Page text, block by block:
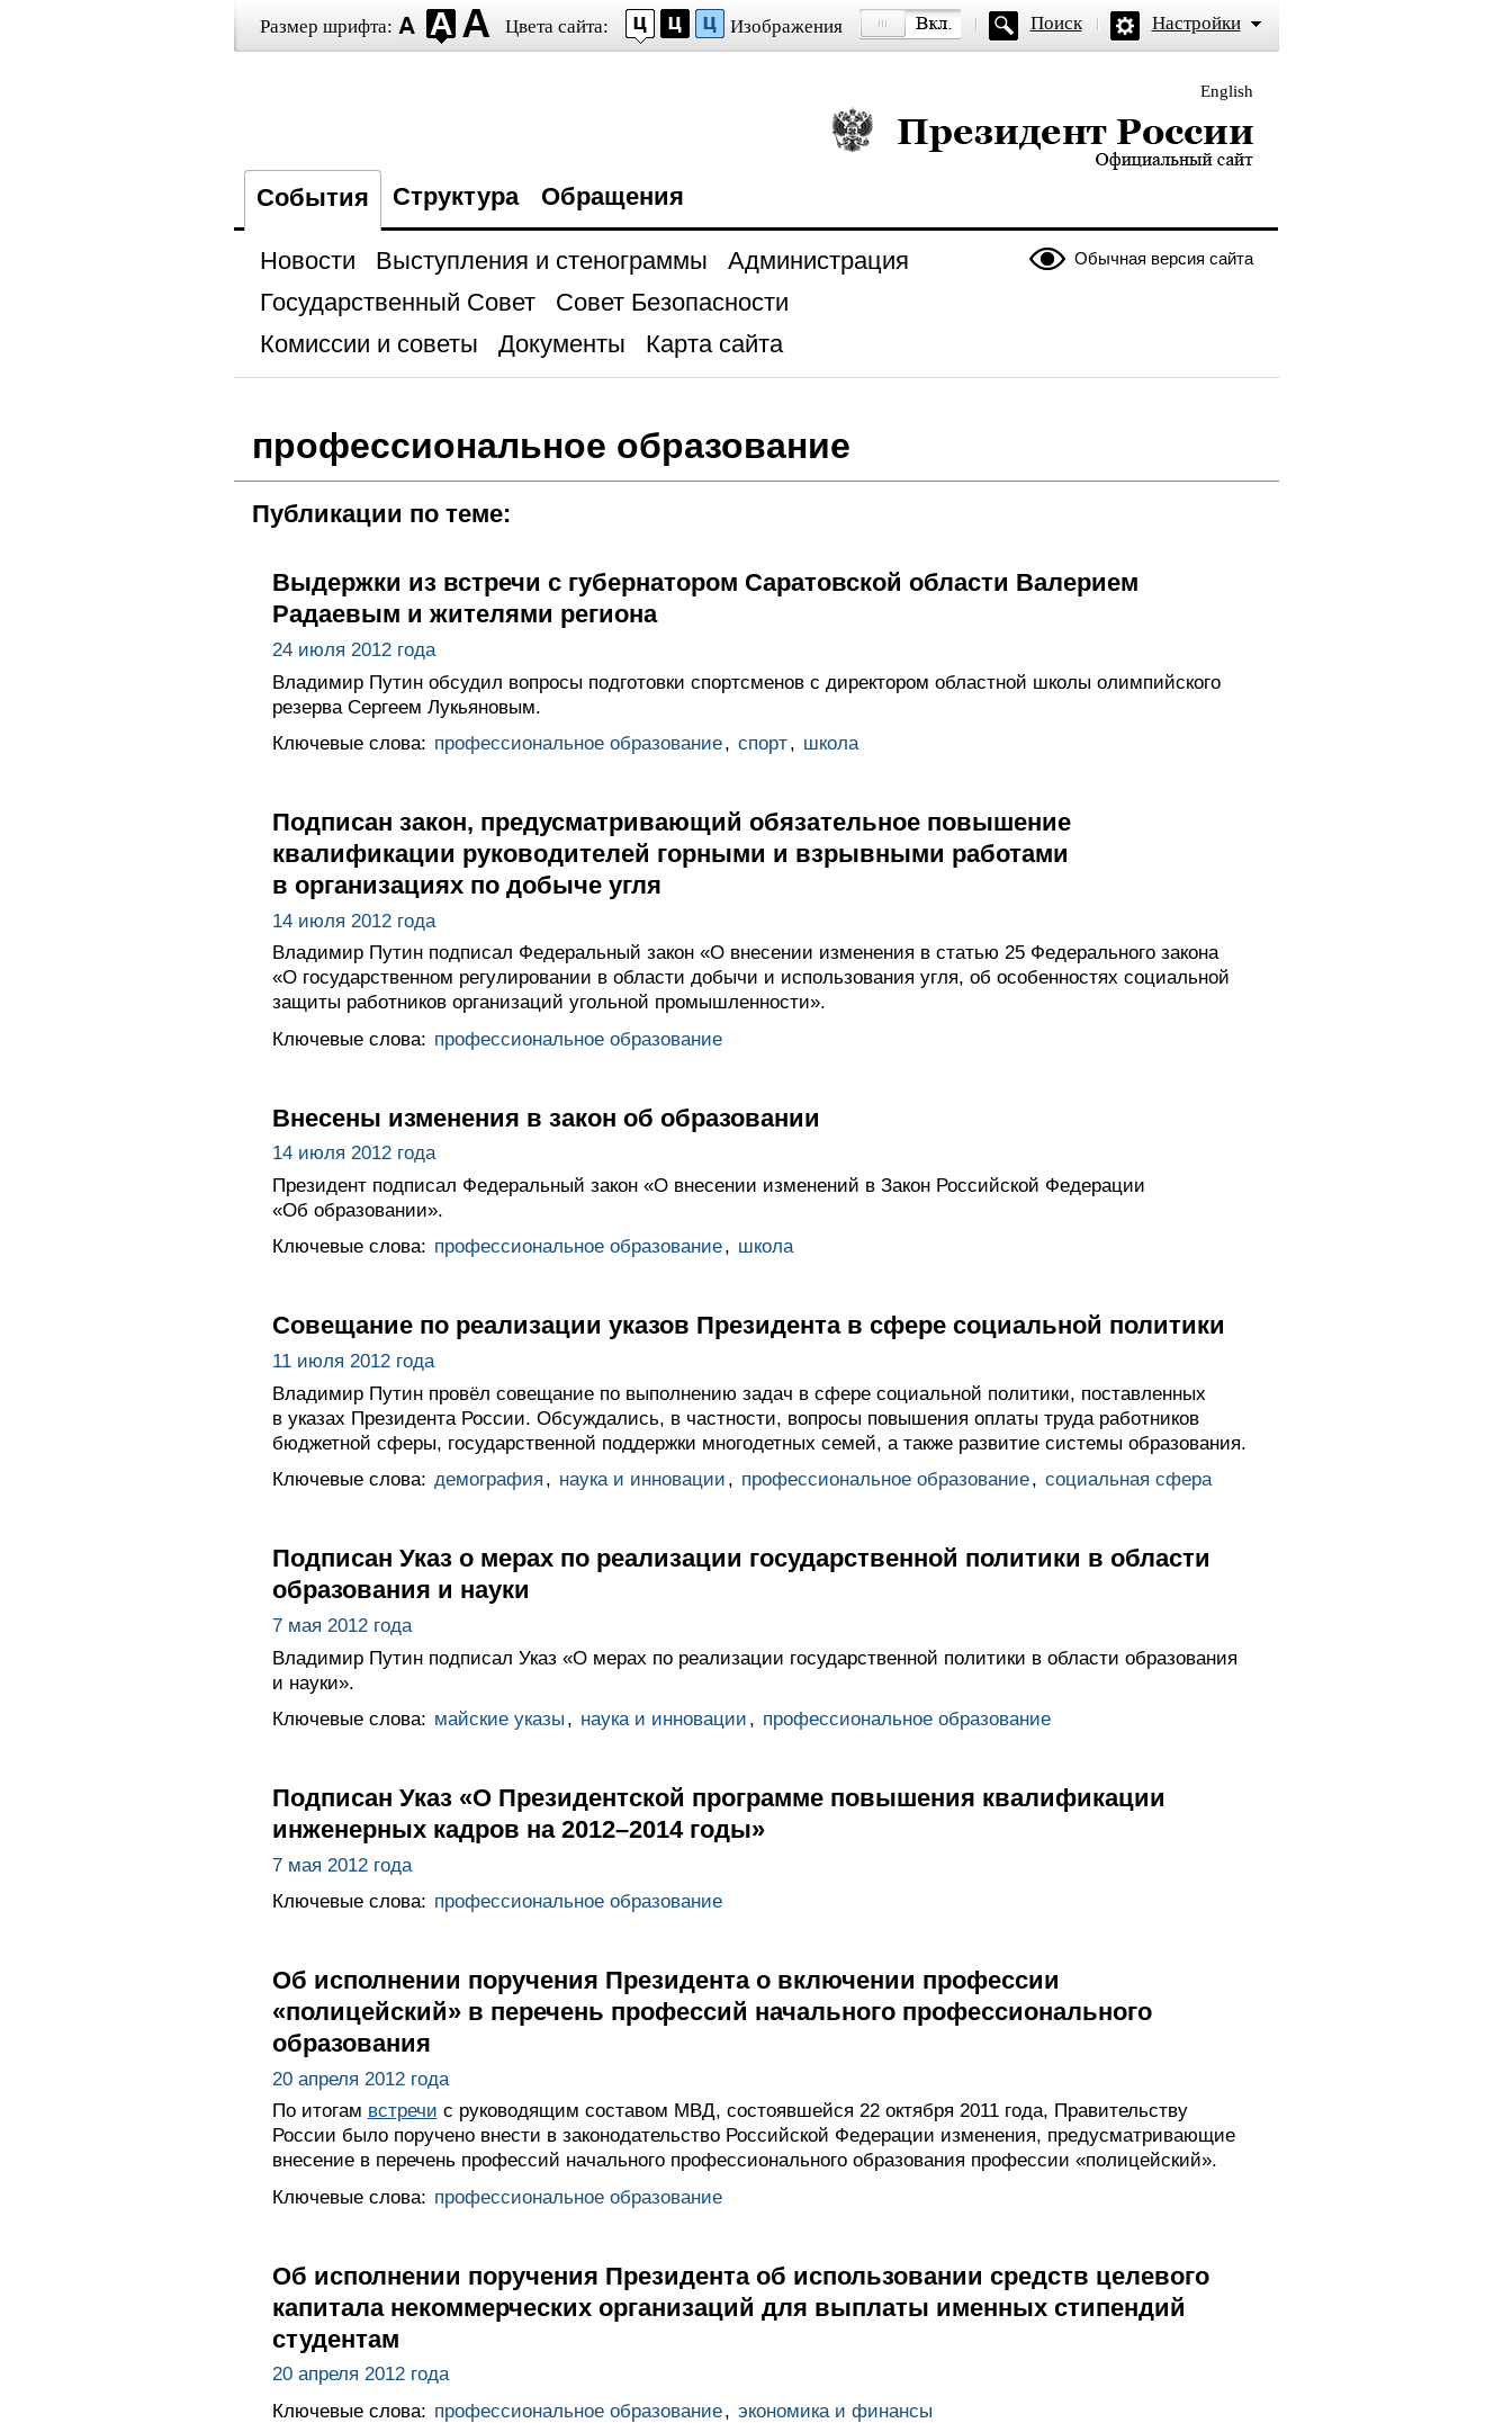
Размер шрифта: Цвета сайта: Изображения Поиск Настройки
English
Президент России — официальный сайт
События Структура Обращения
Обычная версия сайта
Новости Выступления и стенограммы
Администрация
Государственный Совет
Совет Безопасности
Комиссии и советы
Документы Карта сайта
профессиональное образование
Публикации по теме:
Выдержки из встречи с губернатором Саратовской области Валерием
Радаевым и жителями региона
24 июля 2012 года
Владимир Путин обсудил вопросы подготовки спортсменов с директором областной школы олимпийского
резерва Сергеем Лукьяновым.
Ключевые слова: профессиональное образование, спорт, школа
Подписан закон, предусматривающий обязательное повышение
квалификации руководителей горными и взрывными работами
в организациях по добыче угля
14 июля 2012 года
Владимир Путин подписал Федеральный закон «О внесении изменения в статью 25 Федерального закона
«О государственном регулировании в области добычи и использования угля, об особенностях социальной
защиты работников организаций угольной промышленности».
Ключевые слова: профессиональное образование
Внесены изменения в закон об образовании
14 июля 2012 года
Президент подписал Федеральный закон «О внесении изменений в Закон Российской Федерации
«Об образовании».
Ключевые слова: профессиональное образование, школа
Совещание по реализации указов Президента в сфере социальной политики
11 июля 2012 года
Владимир Путин провёл совещание по выполнению задач в сфере социальной политики, поставленных
в указах Президента России. Обсуждались, в частности, вопросы повышения оплаты труда работников
бюджетной сферы, государственной поддержки многодетных семей, а также развитие системы образования.
Ключевые слова: демография , наука и инновации , профессиональное образование, социальная сфера
Подписан Указ о мерах по реализации государственной политики в области
образования и науки
7 мая 2012 года
Владимир Путин подписал Указ «О мерах по реализации государственной политики в области образования
и науки».
Ключевые слова: майские указы , наука и инновации , профессиональное образование
Подписан Указ «О Президентской программе повышения квалификации
инженерных кадров на 2012–2014 годы»
7 мая 2012 года
Ключевые слова: профессиональное образование
Об исполнении поручения Президента о включении профессии
«полицейский» в перечень профессий начального профессионального
образования
20 апреля 2012 года
По итогам встречи с руководящим составом МВД, состоявшейся 22 октября 2011 года, Правительству
России было поручено внести в законодательство Российской Федерации изменения, предусматривающие
внесение в перечень профессий начального профессионального образования профессии «полицейский».
Ключевые слова: профессиональное образование
Об исполнении поручения Президента об использовании средств целевого
капитала некоммерческих организаций для выплаты именных стипендий
студентам
20 апреля 2012 года
Ключевые слова: профессиональное образование, экономика и финансы